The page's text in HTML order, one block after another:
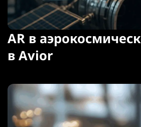
AR в
в Avior